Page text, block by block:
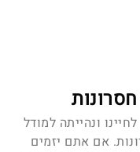
ונהייתה למודל
אם אתם יזמים